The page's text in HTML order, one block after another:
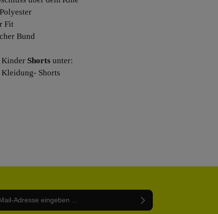
Fit
Bund
Kinder Shorts unter:
Shorts